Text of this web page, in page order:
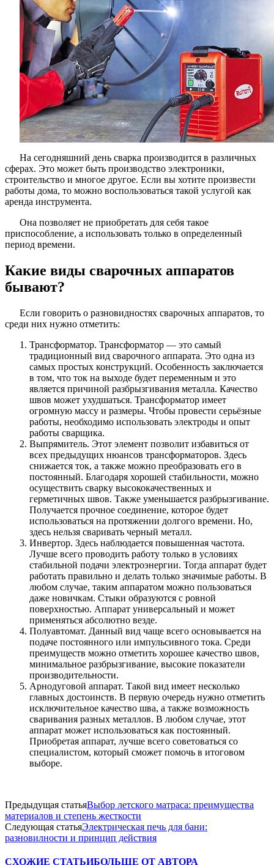
На сегодняшний день сварка производится в различных
сферах. Это может быть производство электроники,
строительство и многое другое. Если вы хотите произвести
работы дома, то можно воспользоваться такой услугой как
аренда инструмента.
Она позволяет не приобретать для себя такое
приспособление, а использовать только в определенный
период времени.
Какие виды сварочных аппаратов
бывают?
Если говорить о разновидностях сварочных аппаратов, то
среди них нужно отметить:
Трансформатор. Трансформатор — это самый
традиционный вид сварочного аппарата. Это одна из
самых простых конструкций. Особенность заключается
в том, что ток на выходе будет переменным и это
является причиной разбрызгивания металла. Качество
швов может ухудшаться. Трансформатор имеет
огромную массу и размеры. Чтобы провести серьёзные
работы, необходимо использовать электроды и опыт
работы сварщика.
Выпрямитель. Этот элемент позволит избавиться от
всех предыдущих нюансов трансформаторов. Здесь
снижается ток, а также можно преобразовать его в
постоянный. Благодаря хорошей стабильности, можно
осуществить сварку высококачественных и
герметичных швов. Также уменьшается разбрызгивание.
Получается прочное соединение, которое будет
использоваться на протяжении долгого времени. Но,
здесь нельзя сваривать черный металл.
Инвертор. Здесь наблюдается повышенная частота.
Лучше всего проводить работу только в условиях
стабильной подачи электроэнергии. Тогда аппарат будет
работать правильно и делать только значимые работы. В
любом случае, таким аппаратом можно пользоваться
даже новичкам. Стыки образуются с ровной
поверхностью. Аппарат универсальный и может
применяться абсолютно везде.
Полуавтомат. Данный вид чаще всего основывается на
подаче постоянного или импульсивного тока. Среди
преимуществ можно отметить хорошее качество швов,
минимальное разбрызгивание, высокие показатели
производительности.
Арнодуговой аппарат. Такой вид имеет несколько
главных достоинств. В первую очередь нужно отметить
исключительное качество шва, а также возможность
сваривания разных металлов. В любом случае, этот
аппарат может использоваться как постоянный.
Приобретая аппарат, лучше всего советоваться со
специалистом, который сможет помочь в итоговом
выборе.
Предыдущая статьяВыбор летского матраса: преимущества
материалов и степень жесткости
Следующая статьяЭлектрическая печь для бани:
разновилности и принцип действия
СХОЖИЕ СТАТЬИБОЛЬШЕ ОТ АВТОРА